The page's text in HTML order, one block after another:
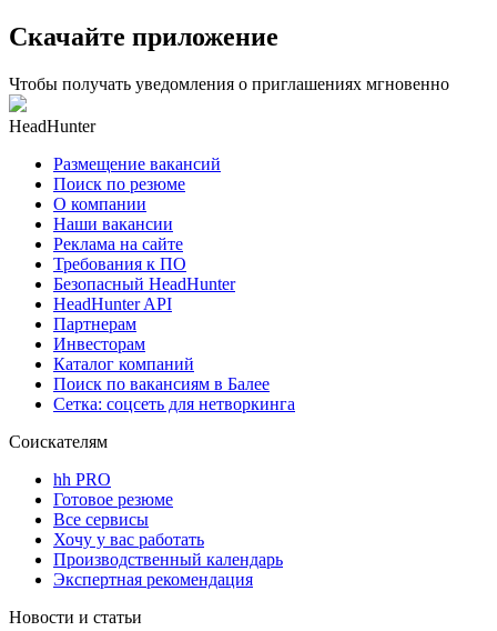
Скачайте приложение
Чтобы получать уведомления о приглашениях мгновенно
HeadHunter
Размещение вакансий
Поиск по резюме
О компании
Наши вакансии
Реклама на сайте
Требования к ПО
Безопасный HeadHunter
HeadHunter API
Партнерам
Инвесторам
Каталог компаний
Поиск по вакансиям в Балее
Сетка: соцсеть для нетворкинга
Соискателям
hh PRO
Готовое резюме
Все сервисы
Хочу у вас работать
Производственный календарь
Экспертная рекомендация
Новости и статьи